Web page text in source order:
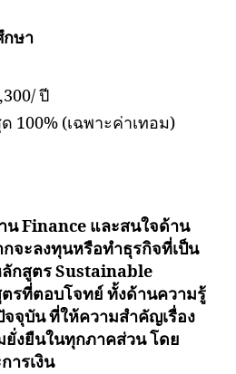
กษา
ปี
100% (เฉพาะค่าเทอม)
Finance และสนใจด้าน
จะลงทุนหรือทำธุรกิจที่เป็น
กสูตร Sustainable
รที่ตอบโจทย์ ทั้งด้านความรู้
จุบัน ที่ให้ความสำคัญเรื่อง
งยืนในทุกภาคส่วน โดย
ารเงิน